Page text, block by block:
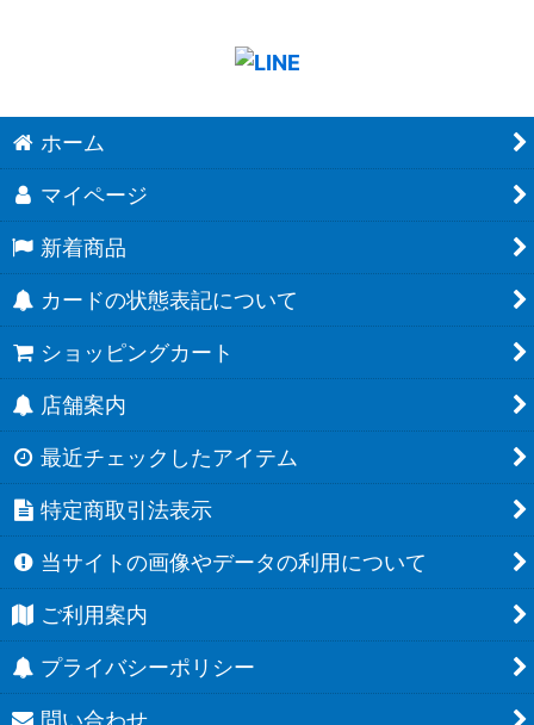
ホーム
マイページ
新着商品
カードの状態表記について
ショッピングカート
店舗案内
最近チェックしたアイテム
特定商取引法表示
当サイトの画像やデータの利用について
ご利用案内
プライバシーポリシー
問い合わせ